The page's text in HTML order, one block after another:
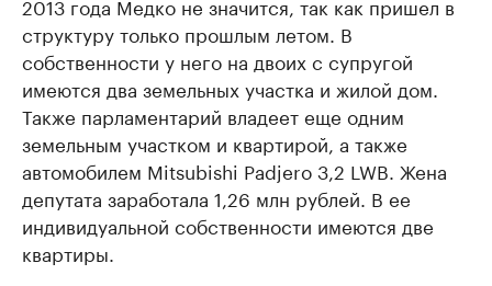
2013 года Медко не значится, так как пришел в
структуру только прошлым летом. В
собственности у него на двоих с супругой
имеются два земельных участка и жилой дом.
Также парламентарий владеет еще одним
земельным участком и квартирой, а также
автомобилем Mitsubishi Padjero 3,2 LWB. Жена
депутата заработала 1,26 млн рублей. В ее
индивидуальной собственности имеются две
квартиры.